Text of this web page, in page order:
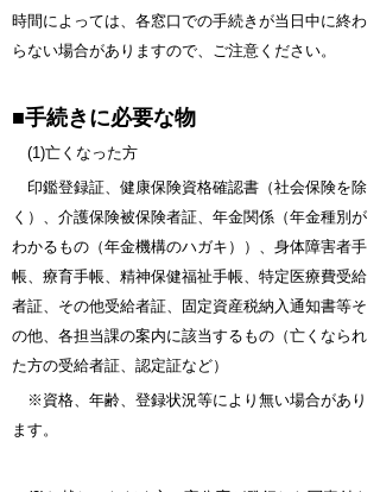
時間によっては、各窓口での手続きが当日中に終わ
らない場合がありますので、ご注意ください。
■手続きに必要な物
(1)亡くなった方
印鑑登録証、健康保険資格確認書（社会保険を除
く）、介護保険被保険者証、年金関係（年金種別が
わかるもの（年金機構のハガキ））、身体障害者手
帳、療育手帳、精神保健福祉手帳、特定医療費受給
者証、その他受給者証、固定資産税納入通知書等そ
の他、各担当課の案内に該当するもの（亡くなられ
た方の受給者証、認定証など）
※資格、年齢、登録状況等により無い場合があり
ます。